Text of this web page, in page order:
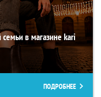
в магазине kari
ПОДРОБНЕЕ